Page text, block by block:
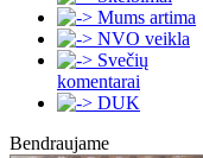
Mums artima
NVO veikla
Svečių
komentarai
DUK
Bendraujame